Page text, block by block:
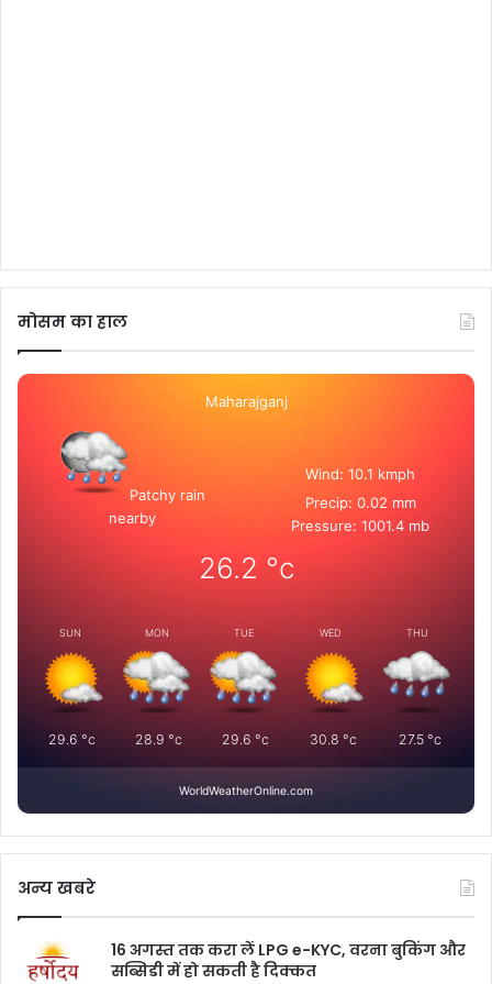
मोसम का हाल
Maharajganj
Patchy rain
nearby
Wind: 10.1 kmph
Precip: 0.02 mm
Pressure: 1001.4 mb
26.2 °c
SUN
29.6 °c
MON
28.9 °c
TUE
29.6 °c
WED
30.8 °c
THU
27.5°c
WorldWeatherOnline.com
अन्य खबरे
16 अगस्त तक करा लें LPG e-KYC, वरना बुकिंग और
सब्सिडी में हो सकती है दिक्कत